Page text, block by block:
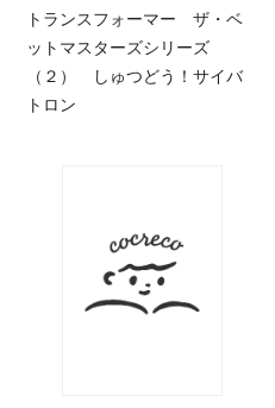
トランスフォーマー ザ・ベ
ットマスターズシリーズ
（２） しゅつどう！サイバ
トロン